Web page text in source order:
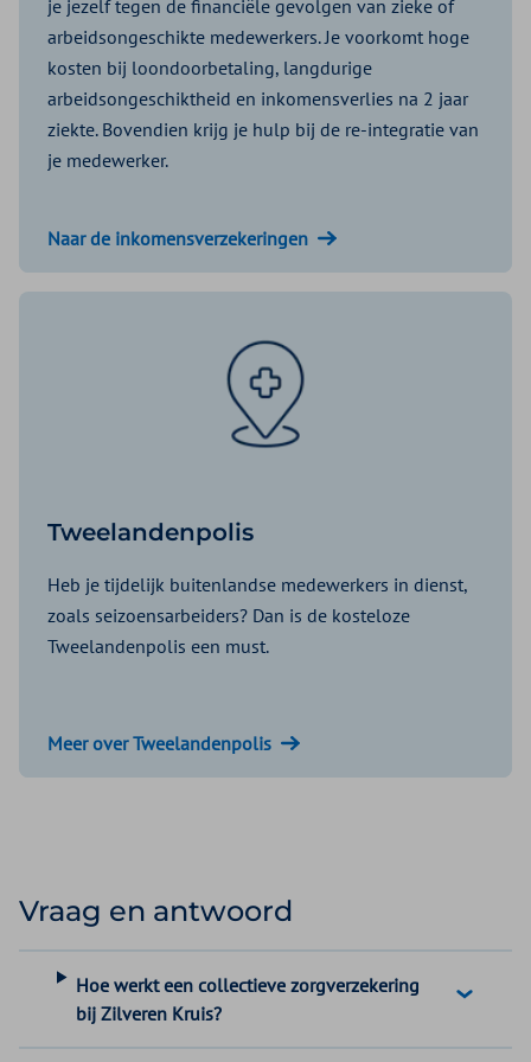
je jezelf tegen de financiële gevolgen van zieke of
arbeidsongeschikte medewerkers. Je voorkomt hoge
kosten bij loondoorbetaling, langdurige
arbeidsongeschiktheid en inkomensverlies na 2 jaar
ziekte. Bovendien krijg je hulp bij de re-integratie van
je medewerker.
Naar de inkomensverzekeringen
Tweelandenpolis
Heb je tijdelijk buitenlandse medewerkers in dienst,
zoals seizoensarbeiders? Dan is de kosteloze
Tweelandenpolis een must.
Meer over Tweelandenpolis
Vraag en antwoord
Hoe werkt een collectieve zorgverzekering
bij Zilveren Kruis?